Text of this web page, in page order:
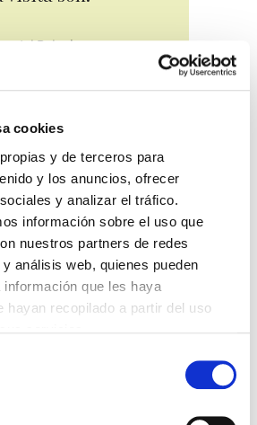
cookies
y de terceros para
y los anuncios, ofrecer
y analizar el tráfico.
información sobre el uso que
nuestros partners de redes
análisis web, quienes pueden
que les haya
hayan recopilado a partir del uso
del Palacio
trono
privadas del duque
del palacio y sus
Ceuta
de San Miguel
del castillo de